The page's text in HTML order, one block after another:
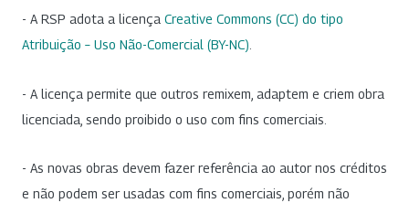
- A RSP adota a licença Creative Commons (CC) do tipo
Atribuição – Uso Não-Comercial (BY-NC)
- A licença permite que outros remixem, adaptem e criem obra
licenciada, sendo proibido o uso com fins comerciais.
- As novas obras devem fazer referência ao autor nos créditos
e não podem ser usadas com fins comerciais, porém não